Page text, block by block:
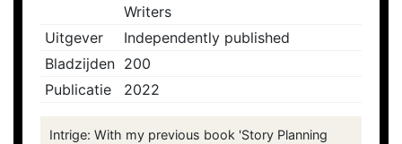
Writers
Uitgever
Independently published
Bladzijden 200
Publicatie
2022
Intrige: With my previous book 'Story Planning